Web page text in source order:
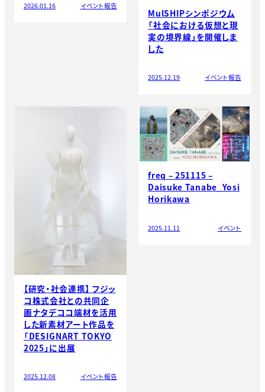
2026.01.16 イベント報告
MulSHIPシンポジウム
「社会における仮想と現
実の境界線」を開催しま
した
2025.12.19 イベント報告
【研究・社会連携】 フジッ
コ株式会社との共同企
画ナタデココ端材を活用
した新素材アート作品を
「DESIGNART TOKYO
2025」に出展
2025.12.08 イベント報告
freq – 251115 –
Daisuke Tanabe_Yosi
Horikawa
2025.11.11 イベント